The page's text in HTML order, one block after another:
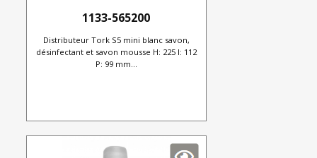
1133-565200
Distributeur Tork S5 mini blanc savon,
désinfectant et savon mousse H: 225 l: 112
P: 99 mm...